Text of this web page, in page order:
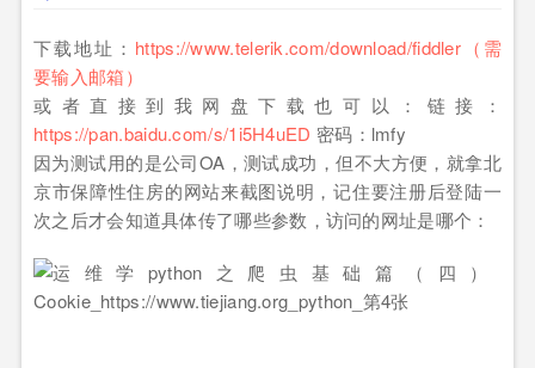
下载地址： https://www.telerik.com/download/fiddler（需
要输入邮箱）
或者直接到我网盘下载也可以：链接：
https://pan.baidu.com/s/1i5H4uED 密码：lmfy
因为测试用的是公司OA，测试成功，但不大方便，就拿北
京市保障性住房的网站来截图说明，记住要注册后登陆一
次之后才会知道具体传了哪些参数，访问的网址是哪个：